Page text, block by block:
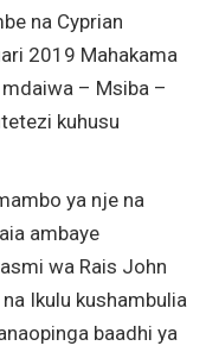
na Cyprian
2019 Mahakama
mdaiwa – Msiba –
kuhusu
ya nje na
ambaye
wa Rais John
Ikulu kushambulia
baadhi ya